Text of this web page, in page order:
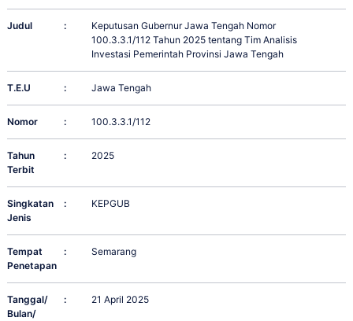
Judul :
Keputusan Gubernur Jawa Tengah Nomor
100.3.3.1/112 Tahun 2025 tentang Tim Analisis
Investasi Pemerintah Provinsi Jawa Tengah
T.E.U : Jawa Tengah
Nomor : 100.3.3.1/112
Tahun
Terbit
: 2025
Singkatan
Jenis
: KEPGUB
Tempat
Penetapan
: Semarang
Tanggal/
Bulan/
: 21 April 2025